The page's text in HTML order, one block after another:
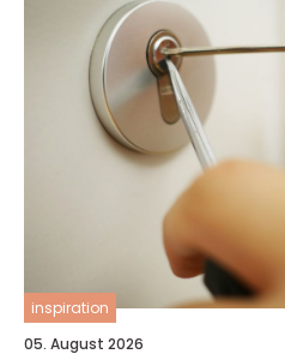
inspiration
05. August 2026